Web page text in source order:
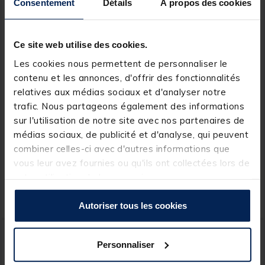
Consentement Détails À propos des cookies
Ce site web utilise des cookies.
Les cookies nous permettent de personnaliser le
contenu et les annonces, d'offrir des fonctionnalités
relatives aux médias sociaux et d'analyser notre
trafic. Nous partageons également des informations
sur l'utilisation de notre site avec nos partenaires de
médias sociaux, de publicité et d'analyse, qui peuvent
combiner celles-ci avec d'autres informations que
vous leur avez fournies ou qu'ils ont collectées lors de
Autoriser tous les cookies
Personnaliser
Accessoire du gilet
mouche jmc coupe fil 3
fonctions
[object Object] out of 5 Customer Rating
(2)
12,99 €
Expédition sous 24 h
Panier de lancer JMC Atom
49,99 €
Expédition sous 7 jours